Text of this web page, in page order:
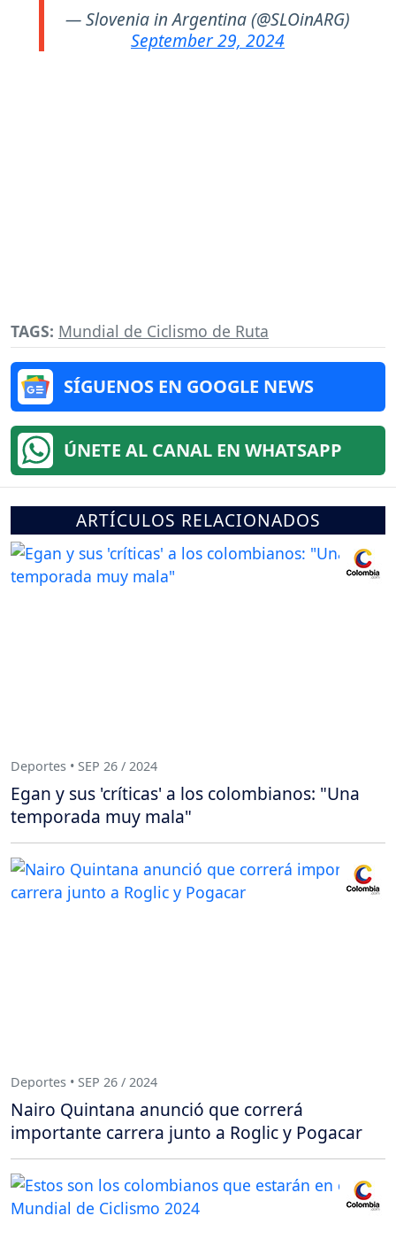
— Slovenia in Argentina (@SLOinARG)
September 29, 2024
TAGS: Mundial de Ciclismo de Ruta
SÍGUENOS EN GOOGLE NEWS
ÚNETE AL CANAL EN WHATSAPP
ARTÍCULOS RELACIONADOS
Deportes • SEP 26 / 2024
Egan y sus 'críticas' a los colombianos: "Una
temporada muy mala"
Deportes • SEP 26 / 2024
Nairo Quintana anunció que correrá
importante carrera junto a Roglic y Pogacar